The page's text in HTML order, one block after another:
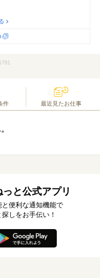
件 最近見たお仕事
と公式アプリ
便利な通知機能で
しをお手伝い！